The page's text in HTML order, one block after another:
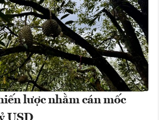
lược nhằm cán mốc